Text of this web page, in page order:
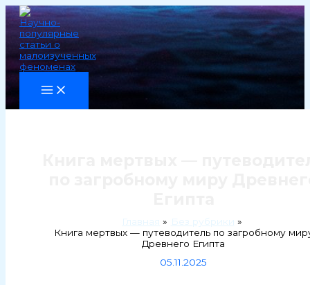
Перейти
к
содержимому
Главная
Без рубрики
Книга мертвых — путеводитель по загробному
Древнего Египта
05.11.2025